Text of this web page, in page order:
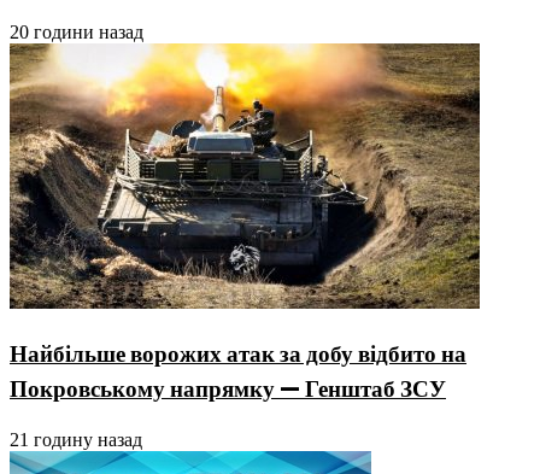
20 години назад
Найбільше ворожих атак за добу відбито на
Покровському напрямку — Генштаб ЗСУ
21 годину назад